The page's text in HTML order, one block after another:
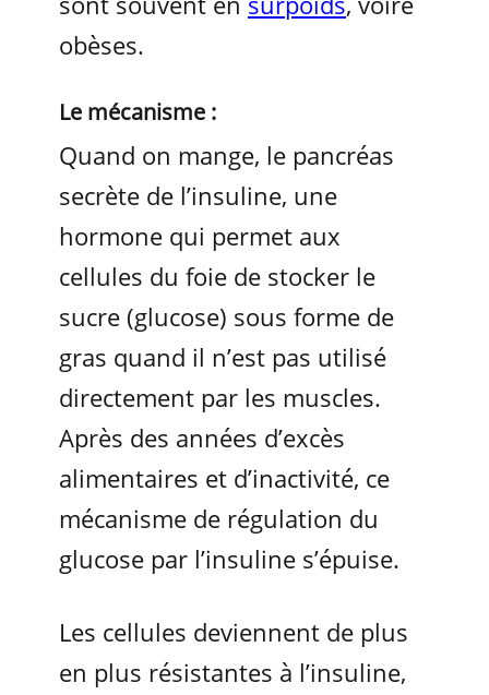
obèses.
Le mécanisme :
Quand on mange, le pancréas
secrète de l’insuline, une
hormone qui permet aux
cellules du foie de stocker le
sucre (glucose) sous forme de
gras quand il n’est pas utilisé
directement par les muscles.
Après des années d’excès
alimentaires et d’inactivité, ce
mécanisme de régulation du
glucose par l’insuline s’épuise.
Les cellules deviennent de plus
en plus résistantes à l’insuline,